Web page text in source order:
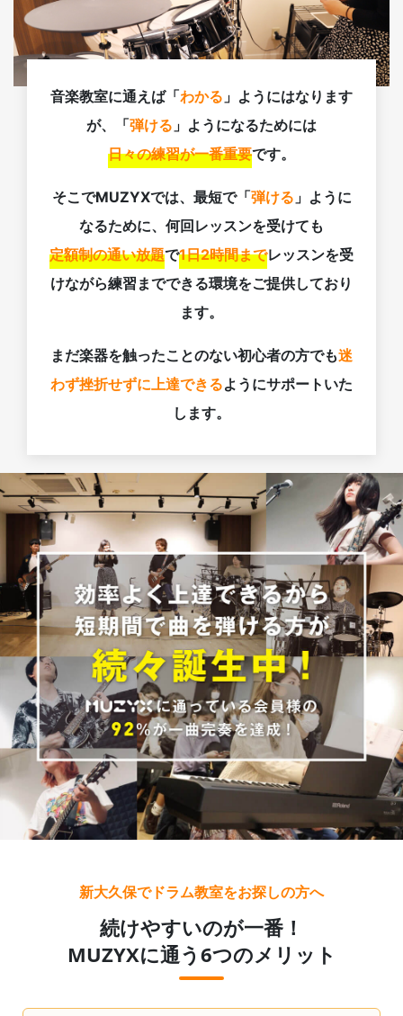
音楽教室に通えば「わかる 」ようにはなります
が、「弾ける 」ようになるためには
日々の練習が一番重要です。
そこでMUZYXでは、最短で「弾ける 」ように
なるために、何回レッスンを受けても
定額制の通い放題で1日2時間までレッスンを受
けながら練習までできる環境をご提供しており
ます。
まだ楽器を触ったことのない初心者の方でも迷
わず挫折せずに上達できるようにサポートいた
します。
新大久保でドラム教室をお探しの方へ
続けやすいのが一番！
MUZYXに通う6つのメリット